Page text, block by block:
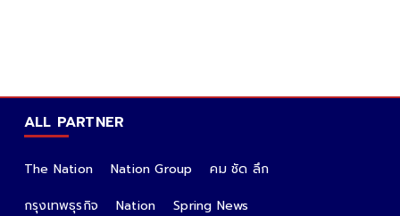
ALL PARTNER
The Nation Nation Group
คม ชัด ลึก
กรุงเทพธุรกิจ
Nation
Spring News